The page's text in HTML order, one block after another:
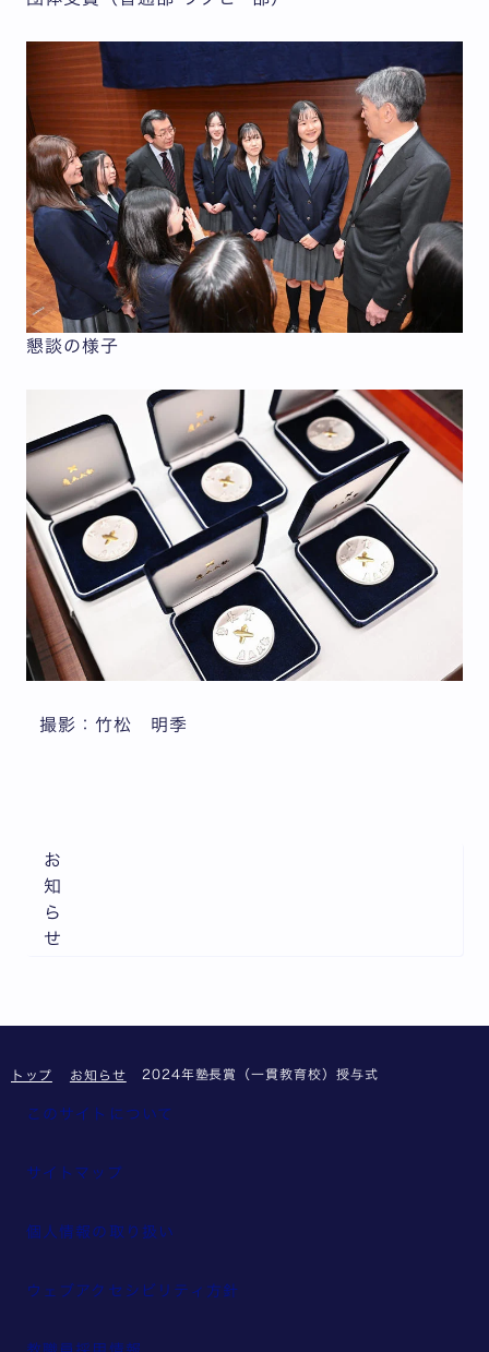
懇談の様子
撮影：竹松 明季
お
知
ら
せ
トップ お知らせ 2024年塾長賞（一貫教育校）授与式
このサイトについて
サイトマップ
個人情報の取り扱い
ウェブアクセシビリティ方針